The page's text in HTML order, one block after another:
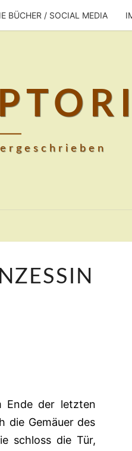
BÜCHER / SOCIAL MEDIA
Ende der letzten
die Gemäuer des
schloss die Tür,